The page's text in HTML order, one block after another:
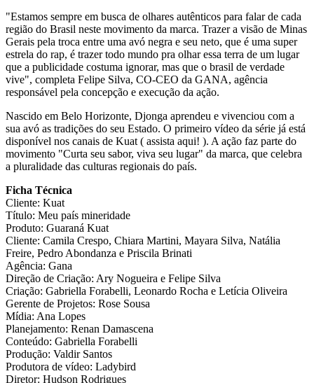
"Estamos sempre em busca de olhares autênticos para falar de cada
região do Brasil neste movimento da marca. Trazer a visão de Minas
Gerais pela troca entre uma avó negra e seu neto, que é uma super
estrela do rap, é trazer todo mundo pra olhar essa terra de um lugar
que a publicidade costuma ignorar, mas que o brasil de verdade
vive", completa Felipe Silva, CO-CEO da GANA, agência
responsável pela concepção e execução da ação.
Nascido em Belo Horizonte, Djonga aprendeu e vivenciou com a
sua avó as tradições do seu Estado. O primeiro vídeo da série já está
disponível nos canais de Kuat ( assista aqui! ). A ação faz parte do
movimento "Curta seu sabor, viva seu lugar" da marca, que celebra
a pluralidade das culturas regionais do país.
Ficha Técnica
Cliente: Kuat
Título: Meu país mineridade
Produto: Guaraná Kuat
Cliente: Camila Crespo, Chiara Martini, Mayara Silva, Natália
Freire, Pedro Abondanza e Priscila Brinati
Agência: Gana
Direção de Criação: Ary Nogueira e Felipe Silva
Criação: Gabriella Forabelli, Leonardo Rocha e Letícia Oliveira
Gerente de Projetos: Rose Sousa
Mídia: Ana Lopes
Planejamento: Renan Damascena
Conteúdo: Gabriella Forabelli
Produção: Valdir Santos
Produtora de vídeo: Ladybird
Diretor: Hudson Rodrigues